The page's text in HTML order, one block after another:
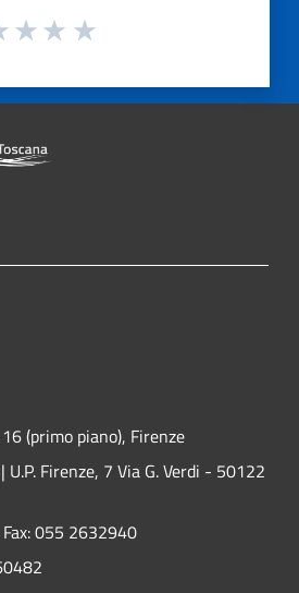
(primo piano), Firenze
Firenze, 7 Via G. Verdi - 50122
Fax:055 2632940